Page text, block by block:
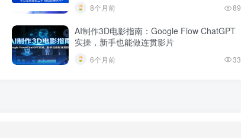
8个月前 89
AI制作3D电影指南：Google Flow ChatGPT
实操，新手也能做连贯影片
6个月前 33